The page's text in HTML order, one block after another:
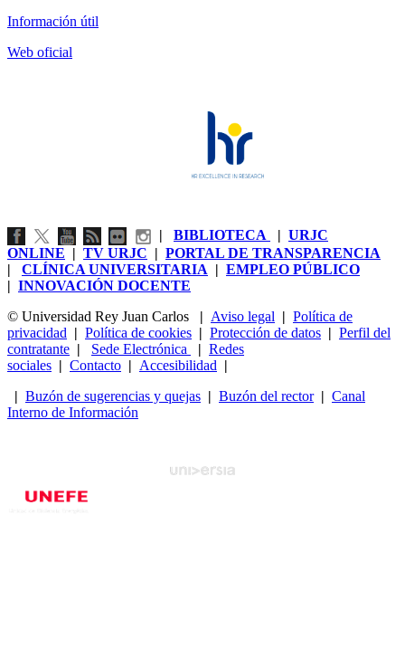
Información útil
Web oficial
| BIBLIOTECA | URJC
ONLINE | TV URJC | PORTAL DE TRANSPARENCIA
| CLÍNICA UNIVERSITARIA | EMPLEO PÚBLICO
| INNOVACIÓN DOCENTE
© Universidad Rey Juan Carlos
| Aviso legal | Política de
privacidad | Política de cookies | Protección de datos | Perfil del
contratante | Sede Electrónica | Redes
sociales | Contacto | Accesibilidad |
| Buzón de sugerencias y quejas | Buzón del rector| Canal
Interno de Información